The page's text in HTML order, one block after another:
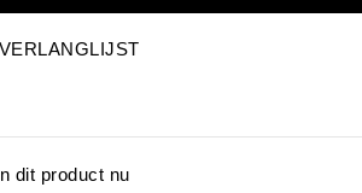
VERLANGLIJST
dit product nu